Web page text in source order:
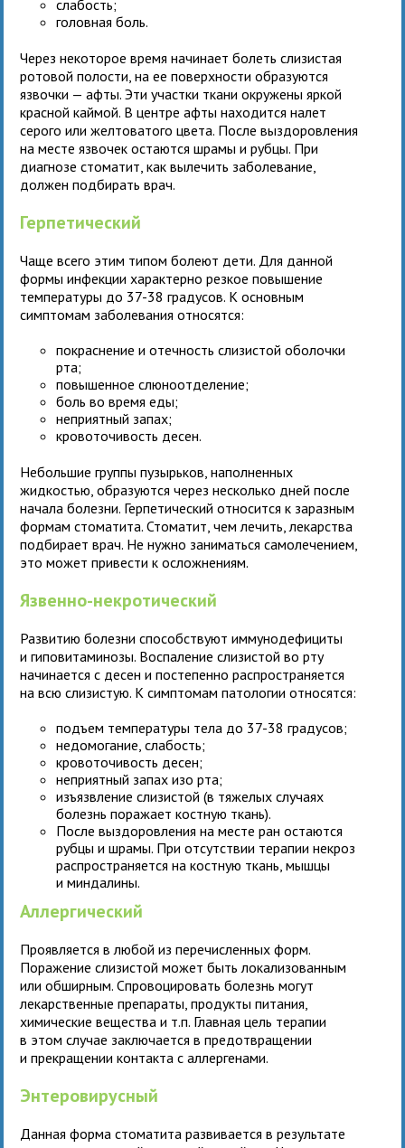
слабость;
головная боль.
Через некоторое время начинает болеть слизистая
ротовой полости, на ее поверхности образуются
язвочки — афты. Эти участки ткани окружены яркой
красной каймой. В центре афты находится налет
серого или желтоватого цвета. После выздоровления
на месте язвочек остаются шрамы и рубцы. При
диагнозе стоматит, как вылечить заболевание,
должен подбирать врач.
Герпетический
Чаще всего этим типом болеют дети. Для данной
формы инфекции характерно резкое повышение
температуры до 37-38 градусов. К основным
симптомам заболевания относятся:
покраснение и отечность слизистой оболочки
рта;
повышенное слюноотделение;
боль во время еды;
неприятный запах;
кровоточивость десен.
Небольшие группы пузырьков, наполненных
жидкостью, образуются через несколько дней после
начала болезни. Герпетический относится к заразным
формам стоматита. Стоматит, чем лечить, лекарства
подбирает врач. Не нужно заниматься самолечением,
это может привести к осложнениям.
Язвенно-некротический
Развитию болезни способствуют иммунодефициты
и гиповитаминозы. Воспаление слизистой во рту
начинается с десен и постепенно распространяется
на всю слизистую. К симптомам патологии относятся:
подъем температуры тела до 37-38 градусов;
недомогание, слабость;
кровоточивость десен;
неприятный запах изо рта;
изъязвление слизистой (в тяжелых случаях
болезнь поражает костную ткань).
После выздоровления на месте ран остаются
рубцы и шрамы. При отсутствии терапии некроз
распространяется на костную ткань, мышцы
и миндалины.
Аллергический
Проявляется в любой из перечисленных форм.
Поражение слизистой может быть локализованным
или обширным. Спровоцировать болезнь могут
лекарственные препараты, продукты питания,
химические вещества и т.п. Главная цель терапии
в этом случае заключается в предотвращении
и прекращении контакта с аллергенами.
Энтеровирусный
Данная форма стоматита развивается в результате